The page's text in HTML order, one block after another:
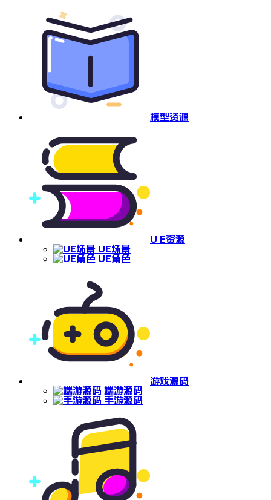
模型资源
U E资源
UE场景
UE角色
游戏源码
端游源码
手游源码